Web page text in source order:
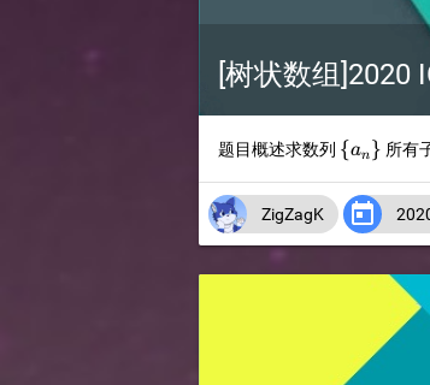
[树状数组]2020
题目概述求数列 \
{an } 所有
ZigZagK 